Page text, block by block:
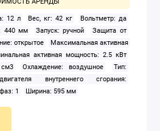
12 л Вес, кг: 42 кг
Вольтметр: да
440 мм Запуск: ручной
Защита от
открытое
Максимальная активная
активная мощность: 2.5 кВт
Охлаждение: воздушное
Тип:
внутреннего сгорания:
1 Ширина: 595 мм